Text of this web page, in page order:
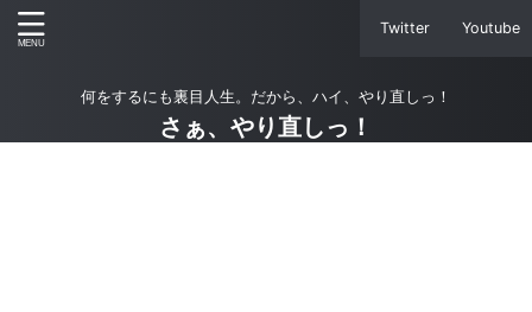
Twitter Youtube
何をするにも裏目人生。だから、ハイ、やり直しっ！
さぁ、やり直しっ！